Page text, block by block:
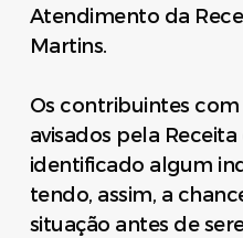
Atendimento da
Martins.
Os contribuintes
avisados pela
identificado algum
tendo, assim, a
situação antes de